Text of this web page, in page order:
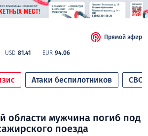
USD 81.41 EUR 94.06
Прямой эфир
Атаки беспилотников СВО
области мужчина погиб под
поезда